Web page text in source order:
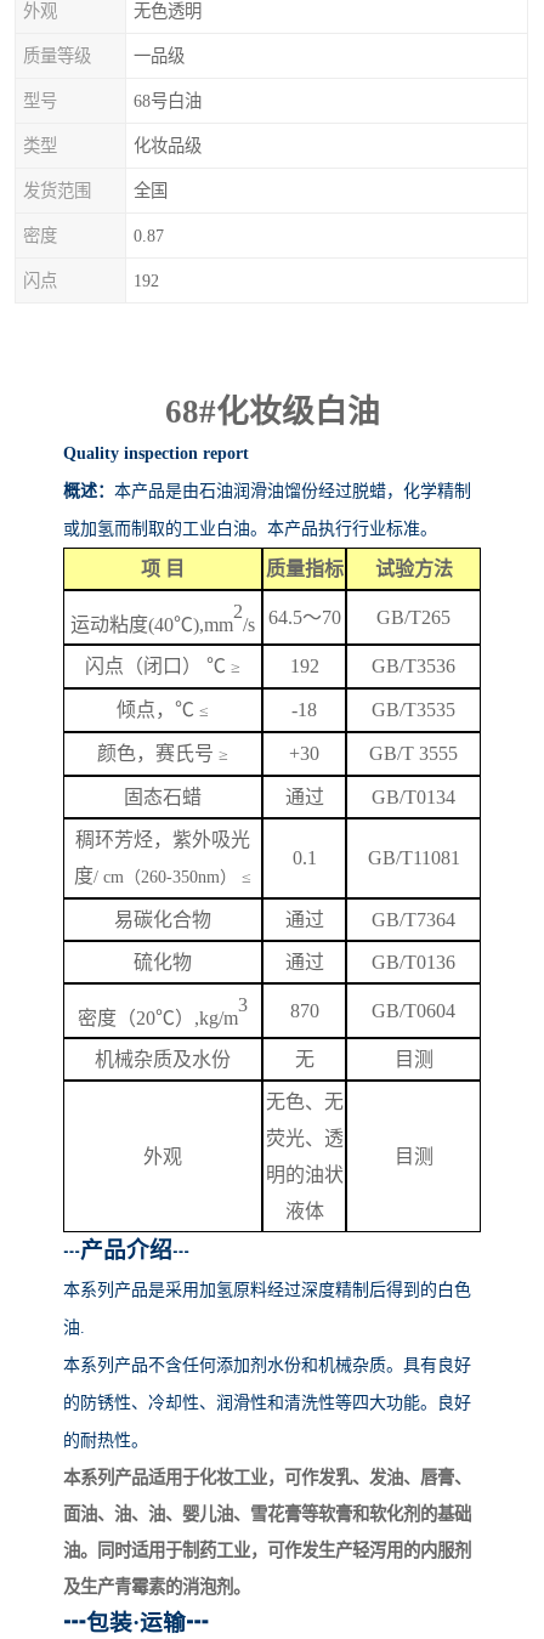
外观 无色透明
质量等级 一品级
型号 68号白油
类型 化妆品级
发货范围 全国
密度 0.87
闪点 192
68#化妆级白油
Quality inspection report
概述： 本产品是由石油润滑油馏份经过脱蜡，化学精制
或加氢而制取的工业白油。本产品执行行业标准。
项 目 质量指标 试验方法
运动粘度(40℃),mm
2
/s 64.5～70 GB/T265
闪 点 （闭口） ℃ ≥ 192 GB/T3536
倾点， ℃ ≤ -18 GB/T3535
颜色，赛氏号 ≥ +30 GB/T 3555
固态石蜡 通过 GB/T0134
稠环芳烃，紫外吸光
度/ cm（260-350nm） ≤
0.1 GB/T11081
易碳化合物 通过 GB/T7364
硫化物 通过 GB/T0136
密度（20℃）,kg/m
3 870 GB/T0604
机械杂质及水份 无 目测
外观
无色、无
荧光、透
明的油状
液体
目测
┅产品介绍┅
本系列产品是采用加氢原料经过深度精制后得到的白色
油.
本系列产品不含任何添加剂水份和机械杂质。具有良好
的防锈性、冷却性、润滑性和清洗性等四大功能。良好
的耐热性。
本系列产品适用于化妆工业，可作发乳、发油、唇膏、
面油、油、油、婴儿油、雪花膏等软膏和软化剂的基础
油。同时适用于制药工业，可作发生产轻泻用的内服剂
及生产青霉素的消泡剂。
┅包装·运输┅